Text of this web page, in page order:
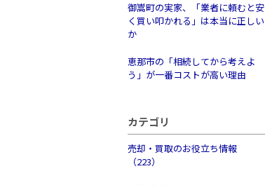
御嵩町の実家、「業者に頼むと安
く買い叩かれる」は本当に正しい
か
恵那市の「相続してから考えよ
う」が一番コストが高い理由
カテゴリ
売却・買取のお役立ち情報
（223）